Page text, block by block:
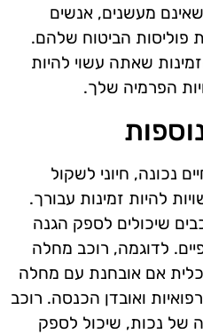
מעשנים, אנשים
פוליסות הביטוח שלהם.
שאתה עשוי להיות
הפרמיה שלך.
נכונה, חיוני לשקול
להיות זמינות עבורך.
שיכולים לספק הגנה
לדוגמה, רוכב מחלה
אם אובחנת עם מחלה
ואובדן הכנסה. רוכב
של נכות, שיכול לספק